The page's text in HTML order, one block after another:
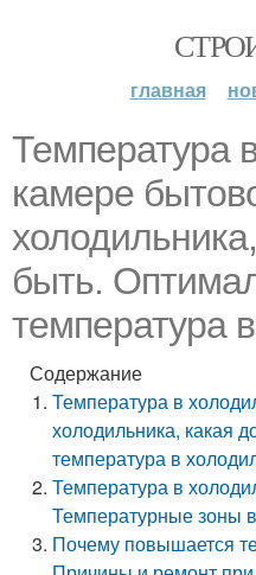
главная
Температура
камере
быть.
температура
Содержание
Температура в
холодильника, какая
температура в
Температура в
Температурные зоны
Почему повышается